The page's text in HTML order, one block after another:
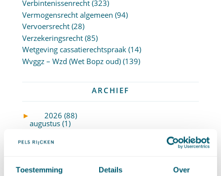
Toestemming Details Over
Verbintenissenrecht(323)
Vermogensrecht algemeen (94)
Vervoersrecht(28)
Verzekeringsrecht(85)
Wetgeving cassatierechtspraak(14)
Wvggz – Wzd (Wet Bopz oud)(139)
ARCHIEF
►
2026 (88)
augustus (1)
juni (15)
april (11)